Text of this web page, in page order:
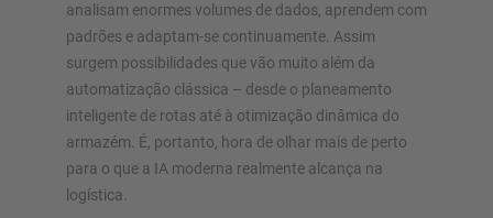
analisam enormes volumes de dados, aprendem com
padrões e adaptam-se continuamente. Assim
surgem possibilidades que vão muito além da
automatização clássica – desde o planeamento
inteligente de rotas até à otimização dinâmica do
armazém. É, portanto, hora de olhar mais de perto
para o que a IA moderna realmente alcança na
logística.
Planeie o seu sistema de estantes individualmente com os
nossos configuradores – incluindo pedido direto
Configurar estante agora